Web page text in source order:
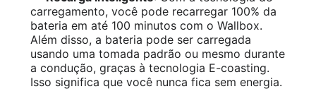
carregamento, você pode recarregar 100% da
bateria em até 100 minutos com o Wallbox.
Além disso, a bateria pode ser carregada
usando uma tomada padrão ou mesmo durante
a condução, graças à tecnologia E-coasting.
Isso significa que você nunca fica sem energia.